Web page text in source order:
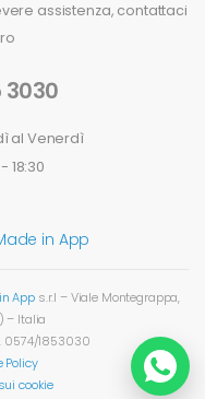
assistenza, contattaci
3030
al Venerdì
18:30
in App
Apps.r.l – Viale Montegrappa,
– Italia
0574/1853030
Policy
cookie